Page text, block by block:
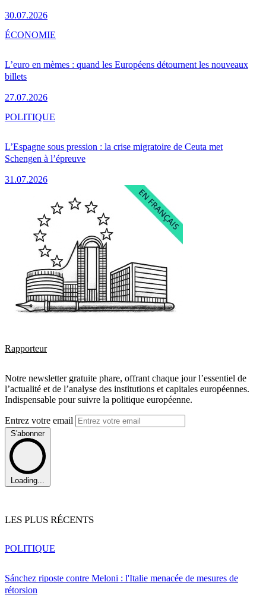
30.07.2026
L’euro en mèmes : quand les Européens détournent les nouveaux
billets
27.07.2026
ÉCONOMIE
L’Espagne sous pression : la crise migratoire de Ceuta met
Schengen à l’épreuve
31.07.2026
POLITIQUE
Rapporteur
Notre newsletter gratuite phare, offrant chaque jour l’essentiel de
l’actualité et de l’analyse des institutions et capitales européennes.
Indispensable pour suivre la politique européenne.
Entrez votre email
S'abonner
Loading...
LES PLUS RÉCENTS
Sánchez riposte contre Meloni : l'Italie menacée de mesures de
rétorsion
POLITIQUE